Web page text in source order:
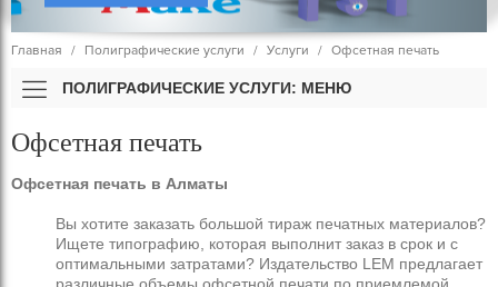
Главная Полиграфические услуги Услуги Офсетная печать
ПОЛИГРАФИЧЕСКИЕ УСЛУГИ: МЕНЮ
Офсетная печать
Офсетная печать в Алматы
Вы хотите заказать большой тираж печатных материалов?
Ищете типографию, которая выполнит заказ в срок и с
оптимальными затратами? Издательство LEM предлагает